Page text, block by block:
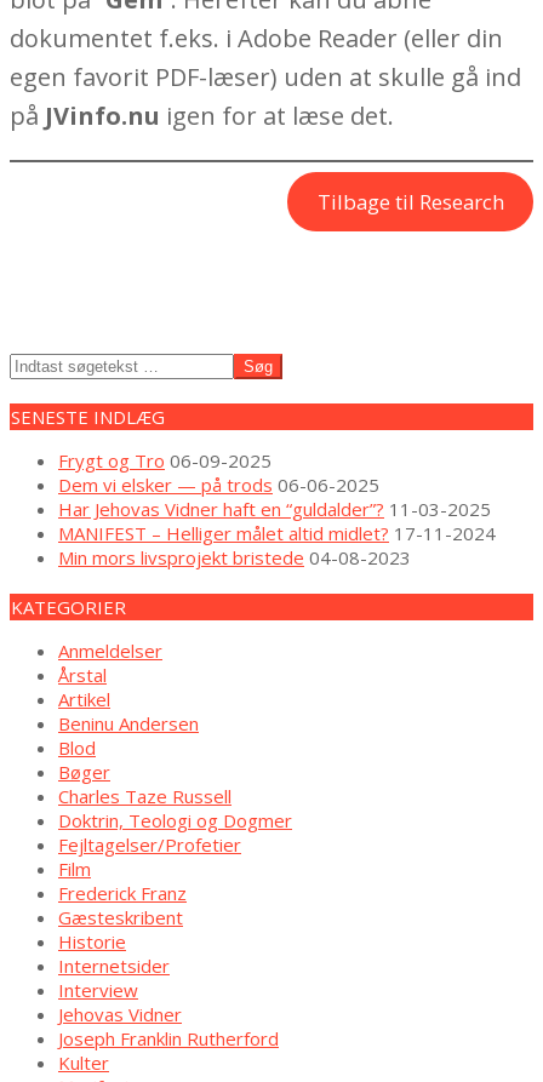
dokumentet f.eks. i Adobe Reader (eller din
egen favorit PDF-læser) uden at skulle gå ind
på JVinfo.nu igen for at læse det.
Tilbage til Research
2022-
10
Søg
SENESTE INDLÆG
Frygt og Tro 06-09-2025
Dem vi elsker — på trods 06-06-2025
Har Jehovas Vidner haft en “guldalder”? 11-03-2025
MANIFEST – Helliger målet altid midlet? 17-11-2024
Min mors livsprojekt bristede 04-08-2023
KATEGORIER
Anmeldelser
Årstal
Artikel
Beninu Andersen
Blod
Bøger
Charles Taze Russell
Doktrin, Teologi og Dogmer
Fejltagelser/Profetier
Film
Frederick Franz
Gæsteskribent
Historie
Internetsider
Interview
Jehovas Vidner
Joseph Franklin Rutherford
Kulter